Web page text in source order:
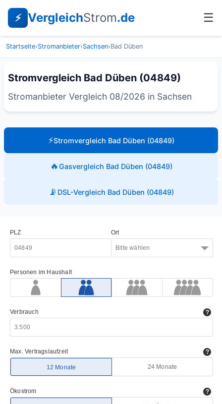
⚡ VergleichStrom.de ☰
Startseite›Stromanbieter›Sachsen›Bad Düben
Stromvergleich Bad Düben (04849)
Stromanbieter Vergleich 08/2026 in Sachsen
⚡Stromvergleich Bad Düben (04849)
🔥Gasvergleich Bad Düben (04849)
📡 DSL-Vergleich Bad Düben (04849)